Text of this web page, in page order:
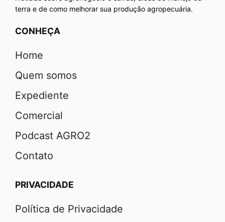
terra e de como melhorar sua produção agropecuária.
CONHEÇA
Home
Quem somos
Expediente
Comercial
Podcast AGRO2
Contato
PRIVACIDADE
Política de Privacidade